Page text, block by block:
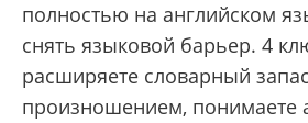
полностью на английском
снять языковой барьер. 4
расширяете словарный
произношением, понимаете